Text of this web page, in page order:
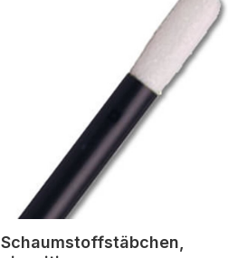
Schaumstoffstäbchen,